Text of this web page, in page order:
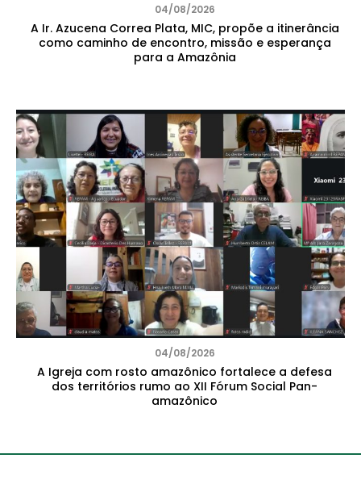
04/08/2026
A Ir. Azucena Correa Plata, MIC, propõe a itinerância
como caminho de encontro, missão e esperança
para a Amazônia
04/08/2026
A Igreja com rosto amazônico fortalece a defesa
dos territórios rumo ao XII Fórum Social Pan-
amazônico